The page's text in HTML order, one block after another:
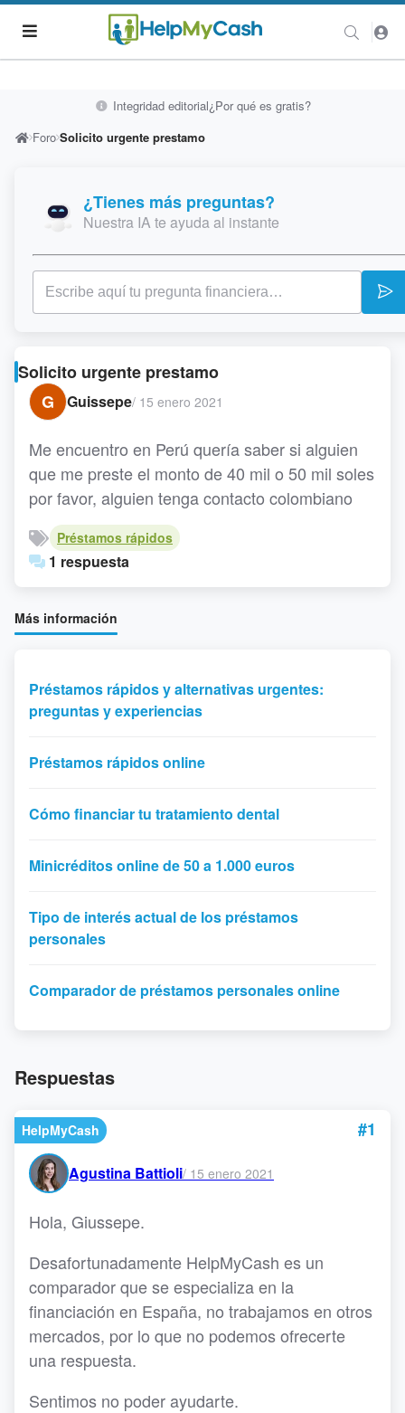
Integridad editorial¿Por qué es gratis?
Foro Solicito urgente prestamo
¿Tienes más preguntas?
Nuestra IA te ayuda al instante
Solicito urgente prestamo
G
Guissepe/ 15 enero 2021
Me encuentro en Perú quería saber si alguien
que me preste el monto de 40 mil o 50 mil soles
por favor, alguien tenga contacto colombiano
Préstamos rápidos
1 respuesta
Más información
Préstamos rápidos y alternativas urgentes:
preguntas y experiencias
Préstamos rápidos online
Cómo financiar tu tratamiento dental
Minicréditos online de 50 a 1.000 euros
Tipo de interés actual de los préstamos
personales
Comparador de préstamos personales online
Respuestas
HelpMyCash #1
Agustina Battioli/ 15 enero 2021
Hola, Giussepe.
Desafortunadamente HelpMyCash es un
comparador que se especializa en la
financiación en España, no trabajamos en otros
mercados, por lo que no podemos ofrecerte
una respuesta.
Sentimos no poder ayudarte.